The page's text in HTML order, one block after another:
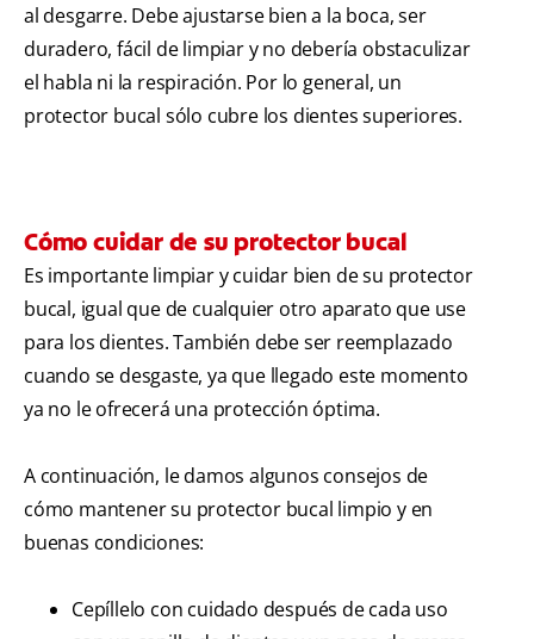
al desgarre. Debe ajustarse bien a la boca, ser
duradero, fácil de limpiar y no debería obstaculizar
el habla ni la respiración. Por lo general, un
protector bucal sólo cubre los dientes superiores.
Cómo cuidar de su protector bucal
Es importante limpiar y cuidar bien de su protector
bucal, igual que de cualquier otro aparato que use
para los dientes. También debe ser reemplazado
cuando se desgaste, ya que llegado este momento
ya no le ofrecerá una protección óptima.
A continuación, le damos algunos consejos de
cómo mantener su protector bucal limpio y en
buenas condiciones:
Cepíllelo con cuidado después de cada uso